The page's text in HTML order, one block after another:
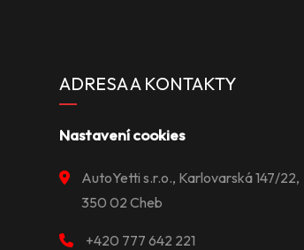
ADRESA A KONTAKTY
Nastavení cookies
AutoYetti s.r.o., Karlovarská 147/22,
350 02 Cheb
+420 777 642 221